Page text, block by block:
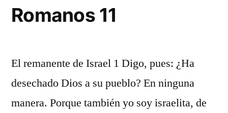
Romanos 11
El remanente de Israel 1 Digo, pues: ¿Ha
desechado Dios a su pueblo? En ninguna
manera. Porque también yo soy israelita, de